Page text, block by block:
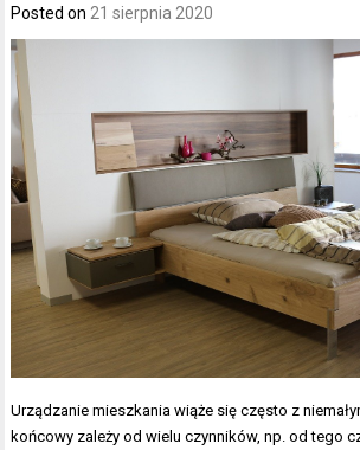
Posted on 21 sierpnia 2020
Urządzanie mieszkania wiąże się często z
końcowy zależy od wielu czynników, np. od tego